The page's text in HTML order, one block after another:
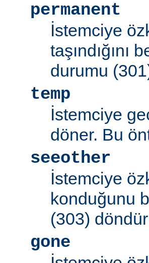
permanent
İstemciye
taşındığını
durumu
temp
İstemciye
döner. Bu
seeother
İstemciye
konduğunu
(303)
gone